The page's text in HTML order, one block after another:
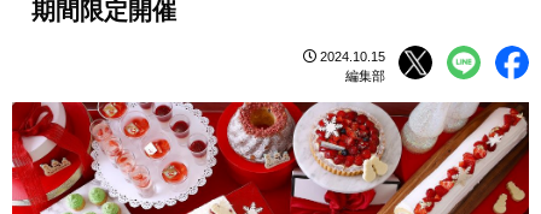
期間限定開催
2024.10.15
編集部